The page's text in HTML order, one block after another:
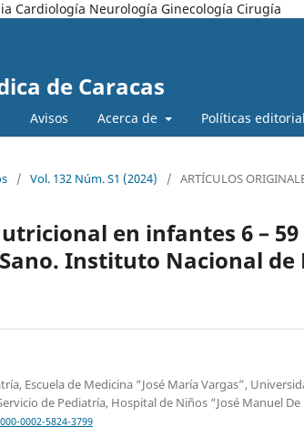
Cardiología Neurología Ginecología Cirugía
de Caracas
Avisos Acerca de Políticas
/ Vol. 132 Núm. S1 (2024) / ARTÍCULOS
en infantes 6 –
Instituto Nacional
Escuela de Medicina “José María Vargas”,
de Pediatría, Hospital de Niños “José Manuel De
0002-5824-3799